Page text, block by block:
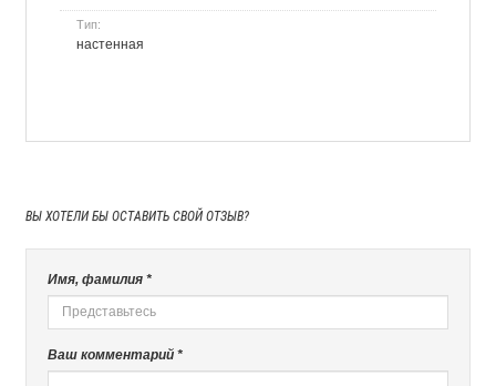
Тип:
настенная
ВЫ ХОТЕЛИ БЫ ОСТАВИТЬ СВОЙ ОТЗЫВ?
Имя, фамилия *
Ваш комментарий *